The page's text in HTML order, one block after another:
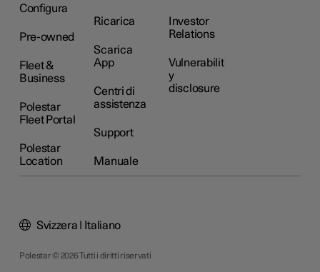
Configura
Pre-owned
Fleet &
Business
Polestar
Fleet Portal
Polestar
Location
Ricarica
Scarica
App
Centri di
assistenza
Support
Manuale
Investor
Relations
Vulnerabilit
y
disclosure
Polestar © 2026 Tutti i diritti riservati
Svizzera | Italiano